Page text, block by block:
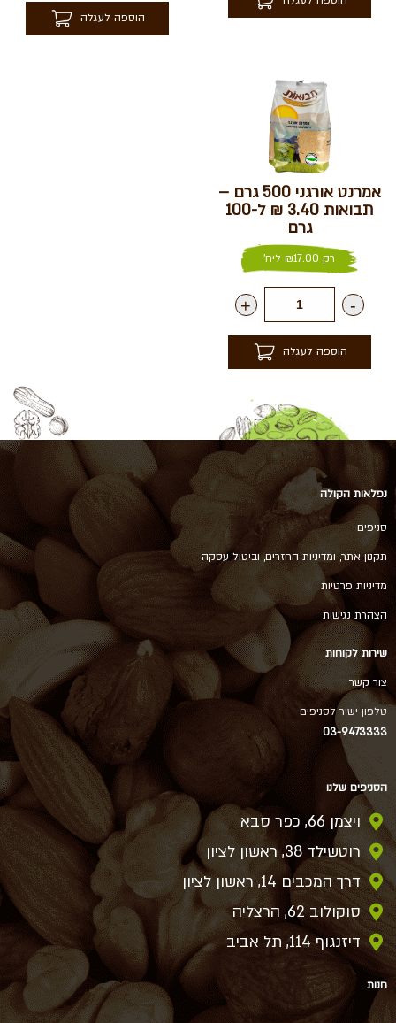
הוספה לעגלה
אמרנט אורגני 500 גרם –
תבואות 3.40 ₪ ל-100
גרם
רק ₪17.00 ליח'
-
+
הוספה לעגלה
נפלאות הקולה
סניפים
תקנון אתר, ומדיניות החזרים, וביטול עסקה
מדיניות פרטיות
הצהרת נגישות
שירות לקוחות
צור קשר
טלפון ישיר לסניפים
03-9473333
הסניפים שלנו
ויצמן 66, כפר סבא
רוטשילד 38, ראשון לציון
דרך המכבים 14, ראשון לציון
סוקולוב 62, הרצליה
דיזנגוף 114, תל אביב
חנות